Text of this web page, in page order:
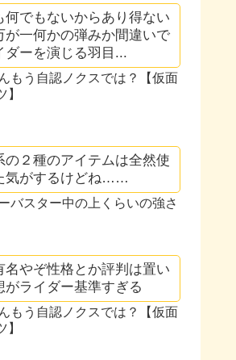
何でもないからあり得ない
が一何かの弾みか間違いで
ダーを演じる羽目...
もう自認ノクスでは？【仮面
の２種のアイテムは全然使
気がするけどね……
バスター中の上くらいの強さ
名やぞ性格とか評判は置い
がライダー基準すぎる
もう自認ノクスでは？【仮面